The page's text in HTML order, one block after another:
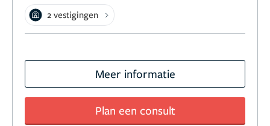
2 vestigingen
Meer informatie
Plan een consult